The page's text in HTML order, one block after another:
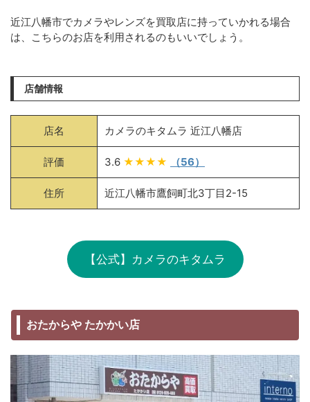
近江八幡市でカメラやレンズを買取店に持っていかれる場合
は、こちらのお店を利用されるのもいいでしょう。
店舗情報
店名 カメラのキタムラ 近江八幡店
評価 3.6 ★★★★ （56）
住所 近江八幡市鷹飼町北3丁目2-15
【公式】カメラのキタムラ
おたからや たかかい店